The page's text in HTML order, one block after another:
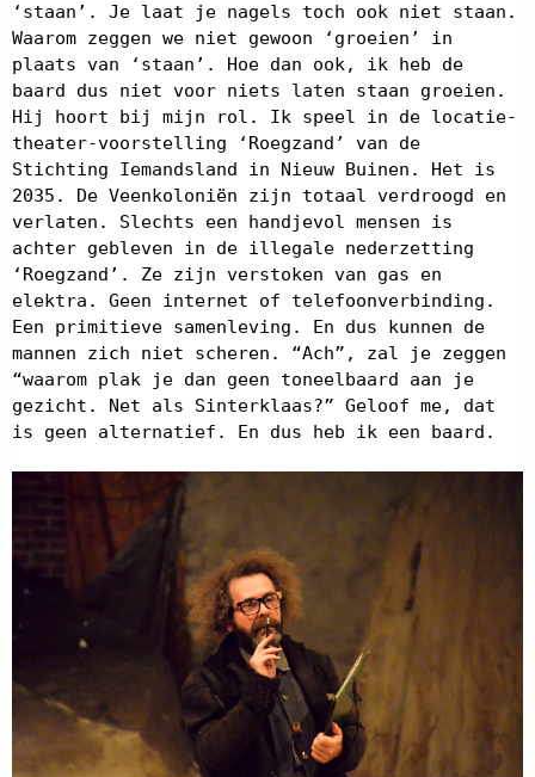
Agenda
In de pers
Links
Contact
‘staan’. Je laat je nagels toch ook niet staan.
Waarom zeggen we niet gewoon ‘groeien’ in
plaats van ‘staan’. Hoe dan ook, ik heb de
baard dus niet voor niets laten staan groeien.
Hij hoort bij mijn rol. Ik speel in de locatie-
theater-voorstelling ‘Roegzand’ van de
Stichting Iemandsland in Nieuw Buinen. Het is
2035. De Veenkoloniën zijn totaal verdroogd en
verlaten. Slechts een handjevol mensen is
achter gebleven in de illegale nederzetting
‘Roegzand’. Ze zijn verstoken van gas en
elektra. Geen internet of telefoonverbinding.
Een primitieve samenleving. En dus kunnen de
mannen zich niet scheren. “Ach”, zal je zeggen
“waarom plak je dan geen toneelbaard aan je
gezicht. Net als Sinterklaas?” Geloof me, dat
is geen alternatief. En dus heb ik een baard.